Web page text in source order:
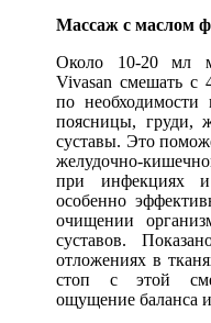
Массаж с маслом
Около 10-20 мл
Vivasan смешать с
по
поясницы,
суставы. Это
желудочно-
при инфекциях
особенно
очищении
суставов.
отложениях в
стоп с этой
ощущение баланса